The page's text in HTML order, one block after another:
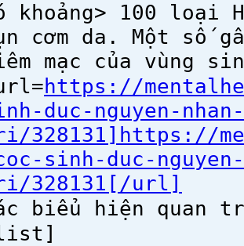
khoảng> 100 loại
cơm da. Một số
mạc của vùng
https://
duc-nguyen-
328131]https://
sinh-duc-
328131[/url]
biểu hiện quan